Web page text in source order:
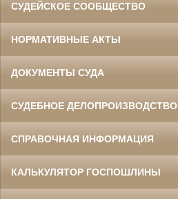
СУДЕЙСКОЕ СООБЩЕСТВО
НОРМАТИВНЫЕ АКТЫ
ДОКУМЕНТЫ СУДА
СУДЕБНОЕ ДЕЛОПРОИЗВОДСТВО
СПРАВОЧНАЯ ИНФОРМАЦИЯ
КАЛЬКУЛЯТОР ГОСПОШЛИНЫ